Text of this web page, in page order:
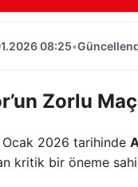
08:25•
Zorlu
Ocak 2026 tarihinde
kritik bir öneme